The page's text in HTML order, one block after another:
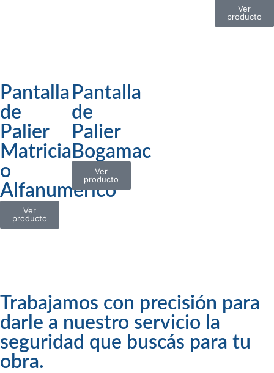
Ver
producto
Pantalla
de
Palier
Matricial
o
Alfanumérico
Ver
producto
Pantalla
de
Palier
Bogamac
Ver
producto
Trabajamos con precisión para
darle a nuestro servicio la
seguridad que buscás para tu
obra.